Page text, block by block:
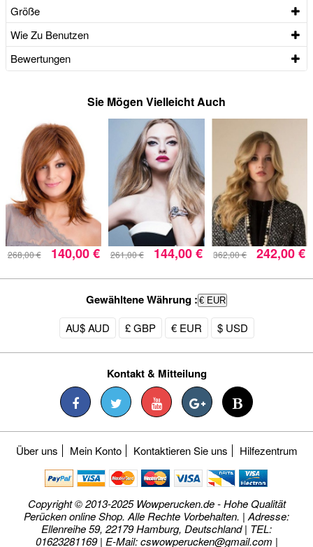
Größe
Wie Zu Benutzen
Bewertungen
Sie Mögen Vielleicht Auch
268,00 € 140,00 € 261,00 € 144,00 € 362,00 € 242,00 €
Gewähltene Währung : € EUR
AU$ AUD £ GBP € EUR $ USD
Kontakt & Mitteilung
Über uns Mein Konto Kontaktieren Sie uns Hilfezentrum
Copyright © 2013-2025 Wowperucken.de - Hohe Qualität
Perücken online Shop. Alle Rechte Vorbehalten. | Adresse:
Ellenreihe 59, 22179 Hamburg, Deutschland | TEL:
01623281169 | E-Mail:cswowperucken@gmail.com |